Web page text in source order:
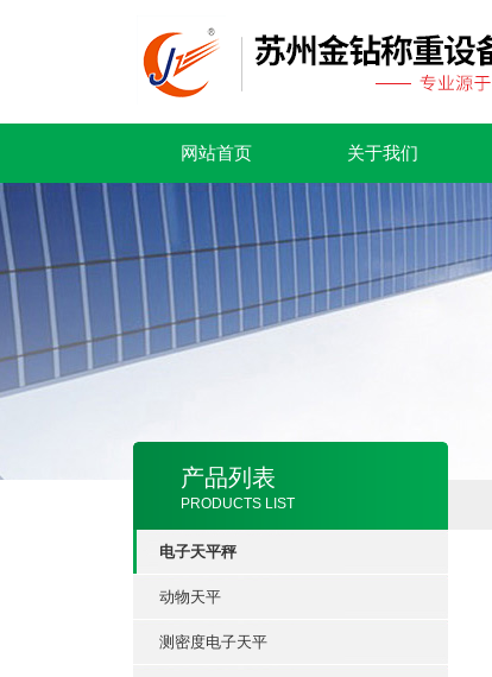
网站首页 关于我们
产品列表
PRODUCTS LIST
电子天平秤
动物天平
测密度电子天平